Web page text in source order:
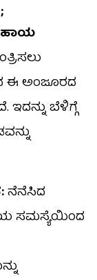
ಈ ಅಂಜೂರದ
ಬೆಳಿಗ್ಗೆ
ನೆನೆಸಿದ
ಸಮಸ್ಯೆಯಿಂದ